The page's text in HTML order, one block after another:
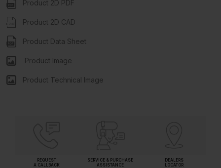
Product 2D PDF
Product 2D CAD
Product Data Sheet
Product Image
Product Technical Image
REQUEST
A CALLBACK
SERVICE & PURCHASE
ASSISTANCE
DEALERS
LOCATOR